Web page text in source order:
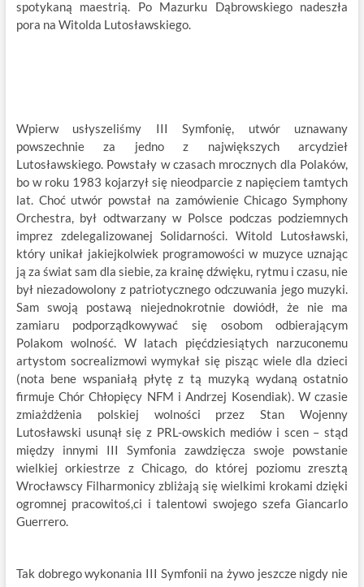
spotykaną maestrią. Po Mazurku Dąbrowskiego nadeszła
pora na Witolda Lutosławskiego.
Wpierw usłyszeliśmy III Symfonię, utwór uznawany
powszechnie za jedno z największych arcydzieł
Lutosławskiego. Powstały w czasach mrocznych dla Polaków,
bo w roku 1983 kojarzył się nieodparcie z napięciem tamtych
lat. Choć utwór powstał na zamówienie Chicago Symphony
Orchestra, był odtwarzany w Polsce podczas podziemnych
imprez zdelegalizowanej Solidarności. Witold Lutosławski,
który unikał jakiejkolwiek programowości w muzyce uznając
ją za świat sam dla siebie, za krainę dźwięku, rytmu i czasu, nie
był niezadowolony z patriotycznego odczuwania jego muzyki.
Sam swoją postawą niejednokrotnie dowiódł, że nie ma
zamiaru podporządkowywać się osobom odbierającym
Polakom wolność. W latach pięćdziesiątych narzuconemu
artystom socrealizmowi wymykał się pisząc wiele dla dzieci
(nota bene wspaniałą płytę z tą muzyką wydaną ostatnio
firmuje Chór Chłopięcy NFM i Andrzej Kosendiak). W czasie
zmiażdżenia polskiej wolności przez Stan Wojenny
Lutosławski usunął się z PRL-owskich mediów i scen – stąd
między innymi III Symfonia zawdzięcza swoje powstanie
wielkiej orkiestrze z Chicago, do której poziomu zresztą
Wrocławscy Filharmonicy zbliżają się wielkimi krokami dzięki
ogromnej pracowitoś,ci i talentowi swojego szefa Giancarlo
Guerrero.
Tak dobrego wykonania III Symfonii na żywo jeszcze nigdy nie